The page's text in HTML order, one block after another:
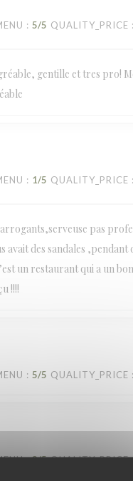
: 5/5 QUALITY_PRICE
gentille et tres pro!
: 1/5 QUALITY_PRICE
pas
avait des sandales
un restaurant qui a un
!!!!
: 5/5 QUALITY_PRICE
: 3/5 QUALITY_PRICE